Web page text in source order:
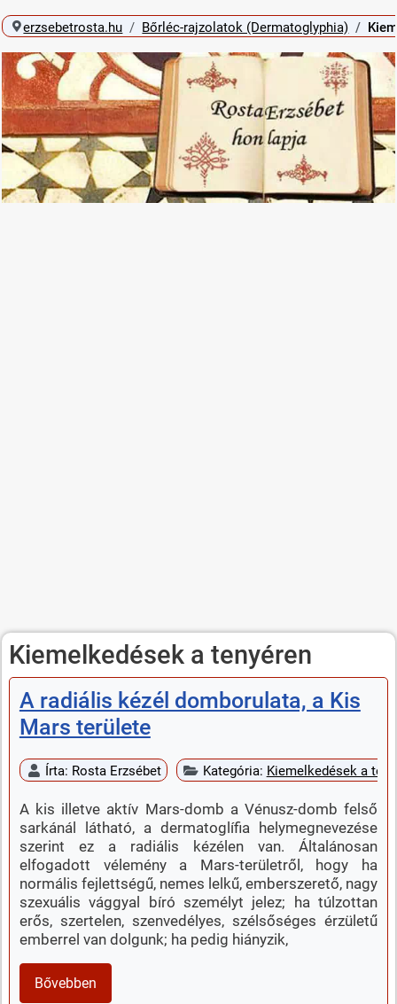
erzsebetrosta.hu Bőrléc-rajzolatok (Dermatoglyphia)
Kiemelkedések a tenyéren
A radiális kézél domborulata, a Kis
Mars területe
Írta: Rosta Erzsébet Kategória: Kiemelkedések a
A kis illetve aktív Mars-domb a Vénusz-domb felső
sarkánál látható, a dermatoglífia helymegnevezése
szerint ez a radiális kézélen van. Általánosan
elfogadott vélemény a Mars-területről, hogy ha
normális fejlettségű, nemes lelkű, emberszerető, nagy
szexuális vággyal bíró személyt jelez; ha túlzottan
erős, szertelen, szenvedélyes, szélsőséges érzületű
emberrel van dolgunk; ha pedig hiányzik,
Bővebben